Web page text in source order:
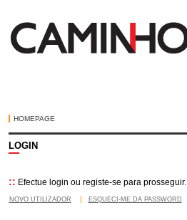
HOMEPAGE
LOGIN
:: Efectue login ou registe-se para prosseguir.
NOVO UTILIZADOR ESQUECI-ME DA PASSWORD